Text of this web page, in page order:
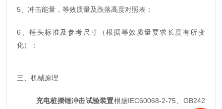
5、冲击能量，等效质量及跌落高度对照表：
6、锤头标准及参考尺寸（根据等效质量要求长度有所变
化）：
三、机械原理
充电桩摆锤冲击试验装置根据IEC60068-2-75、GB242